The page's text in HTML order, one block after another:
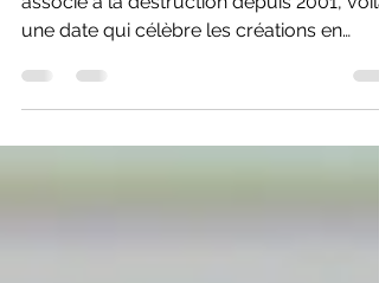
11 septembre
Bien que le 11 septembre soit tristement
grand. Rideau!